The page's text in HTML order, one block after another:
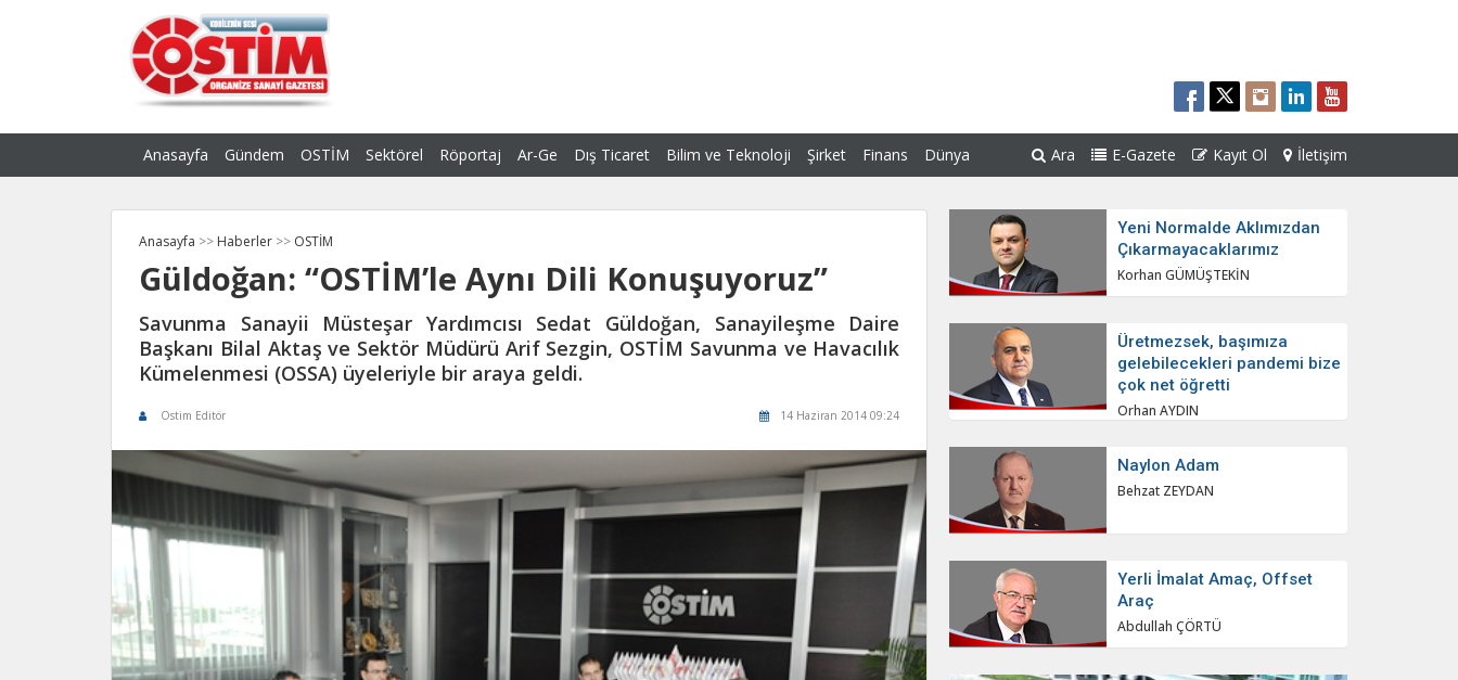
Anasayfa Gündem OSTİM Sektörel Röportaj Ar-Ge Dış Ticaret Bilim ve Teknoloji Şirket Finans Dünya Ara E-Gazete Kayıt Ol İletişim
Anasayfa >> Haberler >> OSTİM
Güldoğan: “OSTİM’le Aynı Dili Konuşuyoruz”
Savunma Sanayii Müsteşar Yardımcısı Sedat Güldoğan, Sanayileşme Daire
Başkanı Bilal Aktaş ve Sektör Müdürü Arif Sezgin, OSTİM Savunma ve Havacılık
Kümelenmesi (OSSA) üyeleriyle bir araya geldi.
Ostim Editör 14 Haziran 2014 09:24
Yeni Normalde Aklımızdan
Çıkarmayacaklarımız
Korhan GÜMÜŞTEKİN
Üretmezsek, başımıza
gelebilecekleri pandemi bize
çok net öğretti
Orhan AYDIN
Naylon Adam
Behzat ZEYDAN
Yerli İmalat Amaç, Offset
Araç
Abdullah ÇÖRTÜ